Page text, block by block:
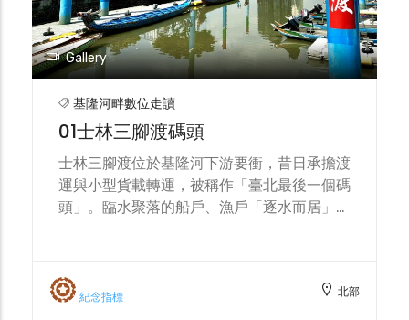
Gallery
基隆河畔數位走讀
01士林三腳渡碼頭
士林三腳渡位於基隆河下游要衝，昔日承擔渡
運與小型貨載轉運，被稱作「臺北最後一個碼
頭」。臨水聚落的船戶、漁戶「逐水而居」，
虹跨干豆，風颱做尾後」，意指彩虹橫跨關
渡，颱風將至，正是船夫憑長年觀察江面、雲
紀念指標 北部